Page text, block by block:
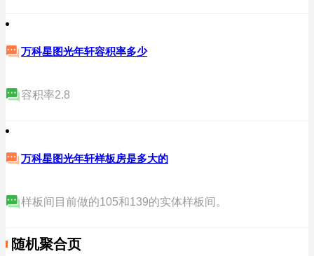
万科星图光年轩容积率多少
容积率2.8
万科星图光年轩样板房是多大的
样板间目前做的105和139的实体样板间。
随机聚合页